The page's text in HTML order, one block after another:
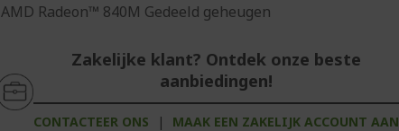
AMD Radeon™ 840M Gedeeld geheugen
Zakelijke klant? Ontdek onze beste
aanbiedingen!
CONTACTEER ONS | MAAK EEN ZAKELIJK ACCOUNT AAN